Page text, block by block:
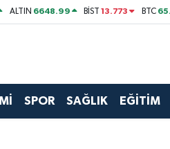
ALTIN 6648.99 BİST13.773 BTC
SPOR SAĞLIK EĞİTİM